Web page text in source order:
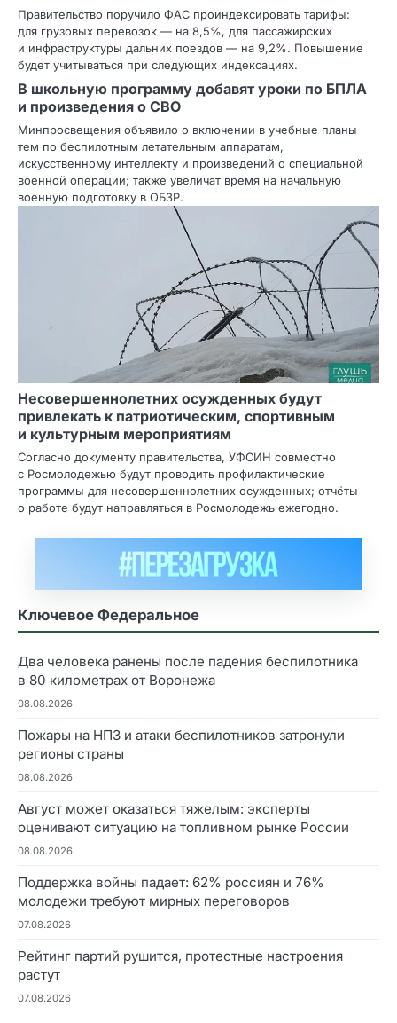
Правительство поручило ФАС проиндексировать тарифы:
для грузовых перевозок — на 8,5%, для пассажирских
и инфраструктуры дальних поездов — на 9,2%. Повышение
будет учитываться при следующих индексациях.
В школьную программу добавят уроки по БПЛА
и произведения о СВО
Минпросвещения объявило о включении в учебные планы
тем по беспилотным летательным аппаратам,
искусственному интеллекту и произведений о специальной
военной операции; также увеличат время на начальную
военную подготовку в ОБЗР.
Несовершеннолетних осужденных будут
привлекать к патриотическим, спортивным
и культурным мероприятиям
Согласно документу правительства, УФСИН совместно
с Росмолодежью будут проводить профилактические
программы для несовершеннолетних осужденных; отчёты
о работе будут направляться в Росмолодежь ежегодно.
Ключевое Федеральное
Два человека ранены после падения беспилотника
в 80 километрах от Воронежа
08.08.2026
Пожары на НПЗ и атаки беспилотников затронули
регионы страны
08.08.2026
Август может оказаться тяжелым: эксперты
оценивают ситуацию на топливном рынке России
08.08.2026
Поддержка войны падает: 62% россиян и 76%
молодежи требуют мирных переговоров
07.08.2026
Рейтинг партий рушится, протестные настроения
растут
07.08.2026